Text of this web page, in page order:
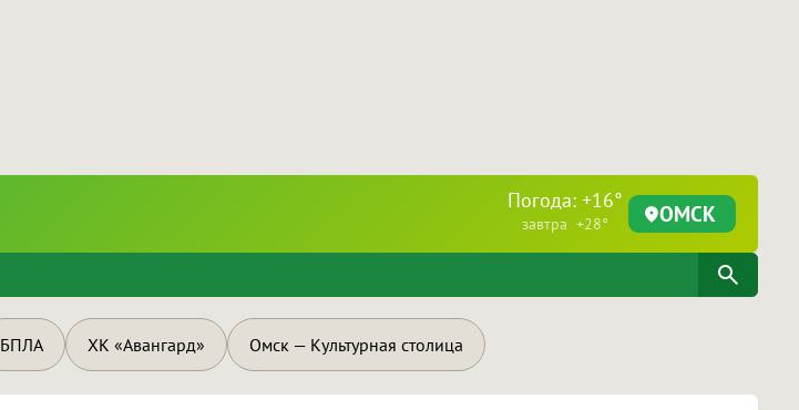
Погода: +16°
завтра +28° ОМСК
БПЛА ХК «Авангард» Омск — Культурная столица